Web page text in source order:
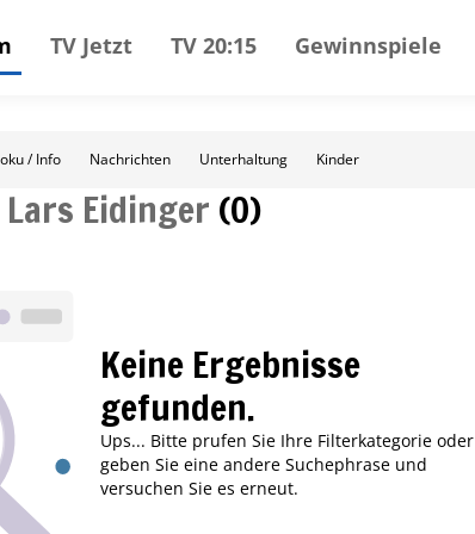
TV Jetzt TV 20:15 Gewinnspiele
/ Info Nachrichten Unterhaltung Kinder
Lars Eidinger (0)
Keine Ergebnisse
gefunden.
Ups... Bitte prufen Sie Ihre Filterkategorie oder
geben Sie eine andere Suchephrase und
versuchen Sie es erneut.